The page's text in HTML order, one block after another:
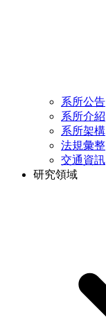
系所公告
系所介紹
系所架構
法規彙整
交通資訊
研究領域